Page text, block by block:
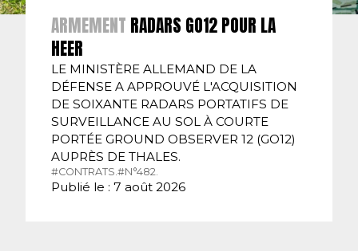
ARMEMENT RADARS GO12 POUR LA
HEER
LE MINISTÈRE ALLEMAND DE LA
DÉFENSE A APPROUVÉ L'ACQUISITION
DE SOIXANTE RADARS PORTATIFS DE
SURVEILLANCE AU SOL À COURTE
PORTÉE GROUND OBSERVER 12 (GO12)
AUPRÈS DE THALES.
#CONTRATS. #N°482.
Publié le : 7 août 2026